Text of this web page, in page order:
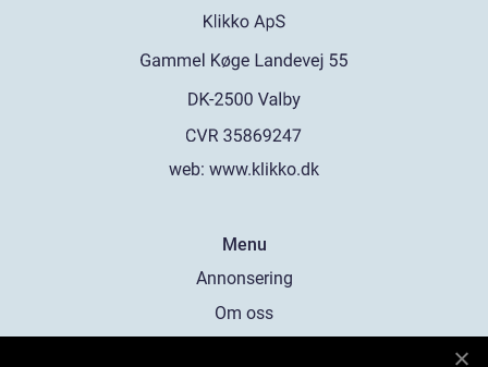
web: www.klikko.dk
Menu
Annonsering
Om oss